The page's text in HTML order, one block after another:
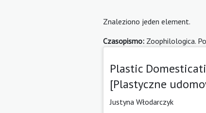
Znaleziono jeden element.
Czasopismo: Zoophilologica.
Plastic
[Plastyczne
Justyna Włodarczyk